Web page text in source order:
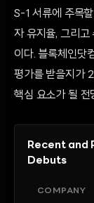
S-1 서류에 주목
자 유지율, 그리고
이다. 블록체인닷
평가를 받을지가
핵심 요소가 될 전
Recent and
Debuts
COMPANY